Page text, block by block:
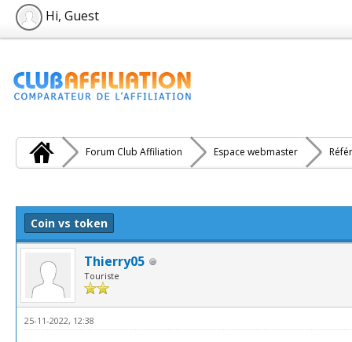
Hi, Guest
Forum Club Affiliation Espace webmaster
Coin vs token
Thierry05
Touriste
25-11-2022, 12:38